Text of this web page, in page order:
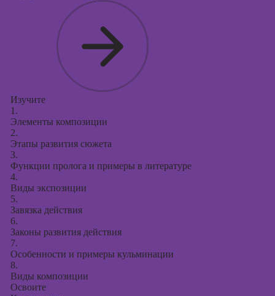
Изучите
1.
Элементы композиции
2.
Этапы развития сюжета
3.
Функции пролога и примеры в литературе
4.
Виды экспозиции
5.
Завязка действия
6.
Законы развития действия
7.
Особенности и примеры кульминации
8.
Виды композиции
Освоите